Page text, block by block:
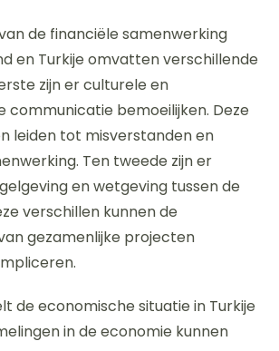
de financiële samenwerking
en Turkije omvatten verschillende
zijn er culturele en
communicatie bemoeilijken. Deze
leiden tot misverstanden en
Ten tweede zijn er
en wetgeving tussen de
verschillen kunnen de
gezamenlijke projecten
de economische situatie in Turkije
in de economie kunnen